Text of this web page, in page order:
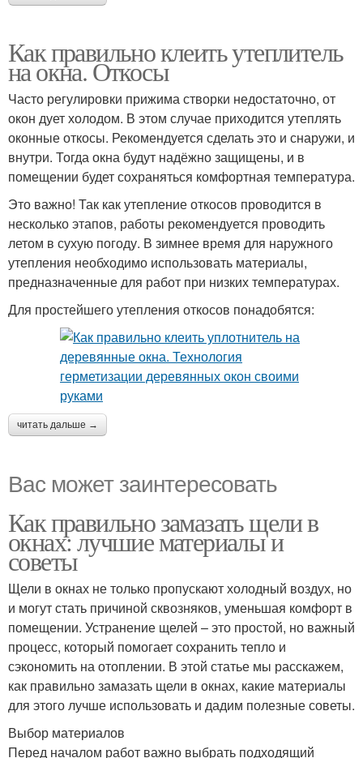
Как правильно клеить утеплитель
на окна. Откосы
Часто регулировки прижима створки недостаточно, от
окон дует холодом. В этом случае приходится утеплять
оконные откосы. Рекомендуется сделать это и снаружи, и
внутри. Тогда окна будут надёжно защищены, и в
помещении будет сохраняться комфортная температура.
Это важно! Так как утепление откосов проводится в
несколько этапов, работы рекомендуется проводить
летом в сухую погоду. В зимнее время для наружного
утепления необходимо использовать материалы,
предназначенные для работ при низких температурах.
Для простейшего утепления откосов понадобятся:
читать дальше →
Вас может заинтересовать
Как правильно замазать щели в
окнах: лучшие материалы и
советы
Щели в окнах не только пропускают холодный воздух, но
и могут стать причиной сквозняков, уменьшая комфорт в
помещении. Устранение щелей – это простой, но важный
процесс, который помогает сохранить тепло и
сэкономить на отоплении. В этой статье мы расскажем,
как правильно замазать щели в окнах, какие материалы
для этого лучше использовать и дадим полезные советы.
Выбор материалов
Перед началом работ важно выбрать подходящий